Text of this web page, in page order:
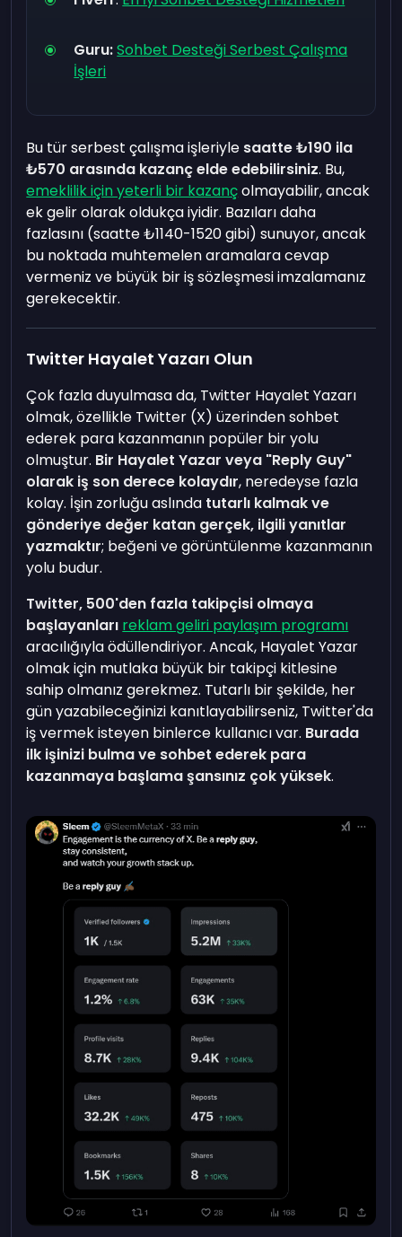
Guru:Sohbet Desteği Serbest Çalışma
İşleri
Bu tür serbest çalışma işleriyle saatte ₺190 ila
₺570 arasında kazanç elde edebilirsiniz. Bu,
emeklilik için yeterli bir kazançolmayabilir, ancak
ek gelir olarak oldukça iyidir. Bazıları daha
fazlasını (saatte ₺1140-1520 gibi) sunuyor, ancak
bu noktada muhtemelen aramalara cevap
vermeniz ve büyük bir iş sözleşmesi imzalamanız
gerekecektir.
Twitter Hayalet Yazarı Olun
Çok fazla duyulmasa da, Twitter Hayalet Yazarı
olmak, özellikle Twitter (X) üzerinden sohbet
ederek para kazanmanın popüler bir yolu
olmuştur. Bir Hayalet Yazar veya "Reply Guy"
olarak iş son derece kolaydır, neredeyse fazla
kolay. İşin zorluğu aslında tutarlı kalmak ve
gönderiye değer katan gerçek, ilgili yanıtlar
yazmaktır; beğeni ve görüntülenme kazanmanın
yolu budur.
Twitter, 500'den fazla takipçisi olmaya
başlayanları reklam geliri paylaşım programı
aracılığıyla ödüllendiriyor. Ancak, Hayalet Yazar
olmak için mutlaka büyük bir takipçi kitlesine
sahip olmanız gerekmez. Tutarlı bir şekilde, her
gün yazabileceğinizi kanıtlayabilirseniz, Twitter'da
iş vermek isteyen binlerce kullanıcı var. Burada
ilk işinizi bulma ve sohbet ederek para
kazanmaya başlama şansınız çok yüksek.